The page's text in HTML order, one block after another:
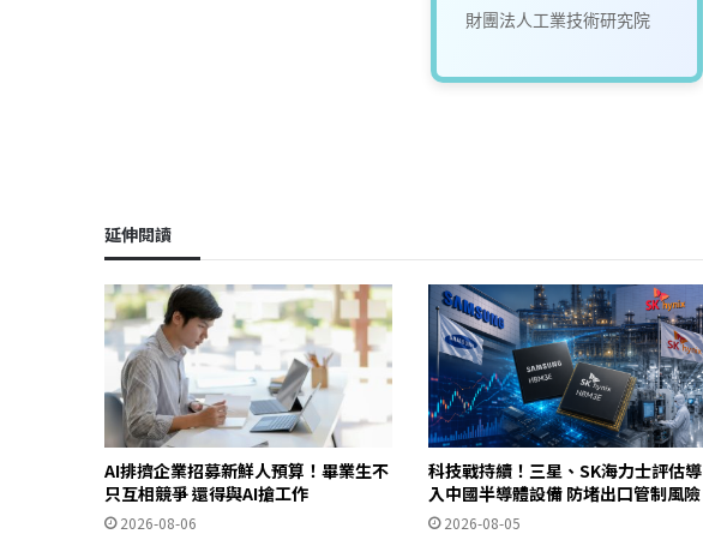
財團法人工業技術研究院
延伸閱讀
AI排擠企業招募新鮮人預算！畢業生不
只互相競爭 還得與AI搶工作
2026-08-06
科技戰持續！三星、SK海力士評估導
入中國半導體設備 防堵出口管制風險
2026-08-05